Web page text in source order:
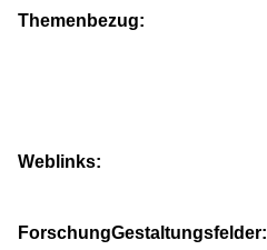
Themenbezug:
Weblinks:
ForschungGestaltungsfelder: